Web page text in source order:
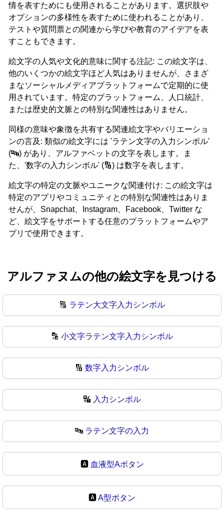
情を表すためにも使用されることがあります。選択肢や
オプションの多様性を表すために使われることがあり、
テストや質問票との関連から学びや教育のアイデアを表
すこともできます。
絵文字の人気や文化的意味に関する注記: この絵文字は、
他のいくつかの絵文字ほど人気はありませんが、さまざ
まなソーシャルメディアプラットフォームで定期的に使
用されています。特定のプラットフォーム、人口統計、
または歴史的文脈との特別な関連性はありません。
同様の意味や象徴を共有する関連絵文字やバリエーショ
ンの言及: 類似の絵文字には 'ラテン文字の入力シンボル'
(🔤) があり、アルファベットの文字を表します。ま
た、'数字の入力シンボル' (🔢) は数字を表します。
絵文字の特定の文脈やユニークな関連付け: この絵文字は
特定のアプリやコミュニティとの特別な関連性はありま
せんが、Snapchat、Instagram、Facebook、Twitter な
ど、絵文字をサポートする任意のプラットフォームやア
プリで使用できます。
アルファヌムの他の絵文字を見つける
🔠 ラテン大文字入力シンボル
🔡 小文字ラテン文字入力シンボル
🔢 数字入力シンボル
🔣 入力シンボル
🔤 ラテン文字の入力
🅰️ 血液型Aボタン
🅰A型ボタン